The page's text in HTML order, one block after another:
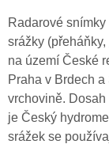
Radarové
srážky (přeháňky,
na území České
Praha v Brdech
vrchovině.
je Český
srážek se